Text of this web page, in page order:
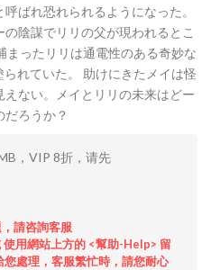
ばれ恐れられるようになった。
陰謀でリリの父が現われるとこ
まったリリは通電性のある奇妙な
れていた。 助けにきたメイは怪
えない。メイとリリの未来はどー
だろうか？
，VIP 8折，请先
請咨詢客服
用網站上方的 <幫助-Help> 留
處理，客服繁忙時，請您耐心